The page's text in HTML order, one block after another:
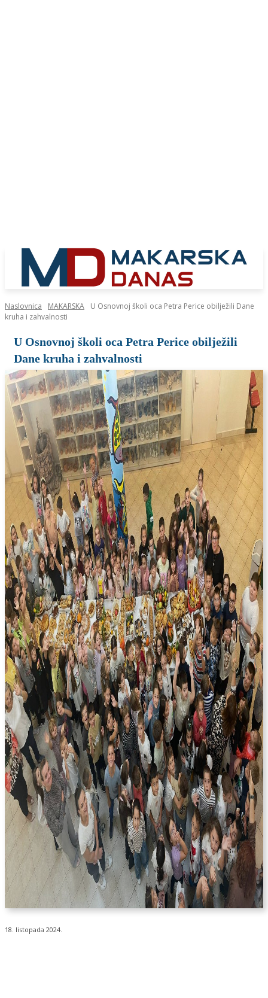
Naslovnica MAKARSKA
U Osnovnoj školi oca Petra Perice obilježili Dane
kruha i zahvalnosti
U Osnovnoj školi oca Petra Perice obilježili
Dane kruha i zahvalnosti
18. listopada 2024.